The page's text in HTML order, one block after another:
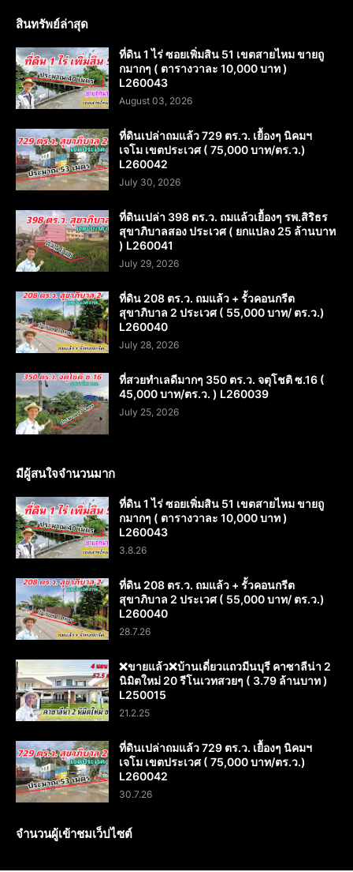
สินทรัพย์ล่าสุด
ที่ดิน 1 ไร่ ซอยเพิ่มสิน 51 เขตสายไหม ขายถู
กมากๆ ( ตารางวาละ 10,000 บาท )
L260043
August 03, 2026
ที่ดินเปล่าถมแล้ว 729 ตร.ว. เยื้องๆ นิคมฯ
เจโม เขตประเวศ ( 75,000 บาท/ตร.ว.)
L260042
July 30, 2026
ที่ดินเปล่า 398 ตร.ว. ถมแล้วเยื้องๆ รพ.สิริธร
สุขาภิบาลสอง ประเวศ ( ยกแปลง 25 ล้านบาท
) L260041
July 29, 2026
ที่ดิน 208 ตร.ว. ถมแล้ว + รั้วคอนกรีต
สุขาภิบาล 2 ประเวศ ( 55,000 บาท/ ตร.ว.)
L260040
July 28, 2026
ที่สวยทำเลดีมากๆ 350 ตร.ว. จตุโชติ ซ.16 (
45,000 บาท/ตร.ว. ) L260039
July 25, 2026
มีผู้สนใจจำนวนมาก
ที่ดิน 1 ไร่ ซอยเพิ่มสิน 51 เขตสายไหม ขายถู
กมากๆ ( ตารางวาละ 10,000 บาท )
L260043
3.8.26
ที่ดิน 208 ตร.ว. ถมแล้ว + รั้วคอนกรีต
สุขาภิบาล 2 ประเวศ ( 55,000 บาท/ ตร.ว.)
L260040
28.7.26
❌️ขายแล้ว❌️บ้านเดี่ยวแถวมีนบุรี คาซาลีน่า 2
นิมิตใหม่ 20 รีโนเวทสวยๆ ( 3.79 ล้านบาท )
L250015
21.2.25
ที่ดินเปล่าถมแล้ว 729 ตร.ว. เยื้องๆ นิคมฯ
เจโม เขตประเวศ ( 75,000 บาท/ตร.ว.)
L260042
30.7.26
จำนวนผู้เข้าชมเว็ปไซต์